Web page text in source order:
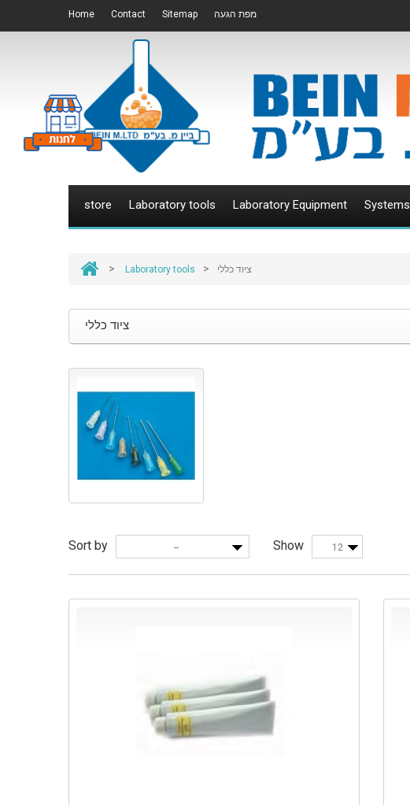
Home Contact Sitemap מפת הגעה
store Laboratory tools Laboratory Equipment Systems
> Laboratory tools > ציוד כללי
ציוד כללי
Sort by -- Show 12